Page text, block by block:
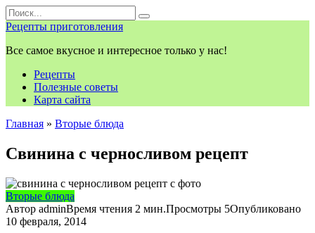
Перейти
к
контенту
Search
for:
Рецепты приготовления
Все самое вкусное и интересное только у нас!
Рецепты
Полезные советы
Карта сайта
Главная » Вторые блюда
Свинина с черносливом рецепт
Вторые блюда
Автор adminВремя чтения 2 мин.Просмотры 5Опубликовано
10 февраля, 2014